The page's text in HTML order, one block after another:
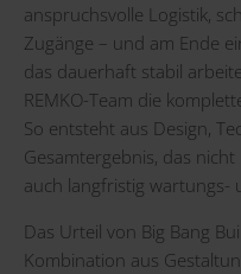
anspruchsvolle Logistik,
Zugänge – und am Ende
das dauerhaft stabil
REMKO-Team die
So entsteht aus Design,
Gesamtergebnis, das
auch langfristig wartungs-
Das Urteil von Big Bang
Kombination aus